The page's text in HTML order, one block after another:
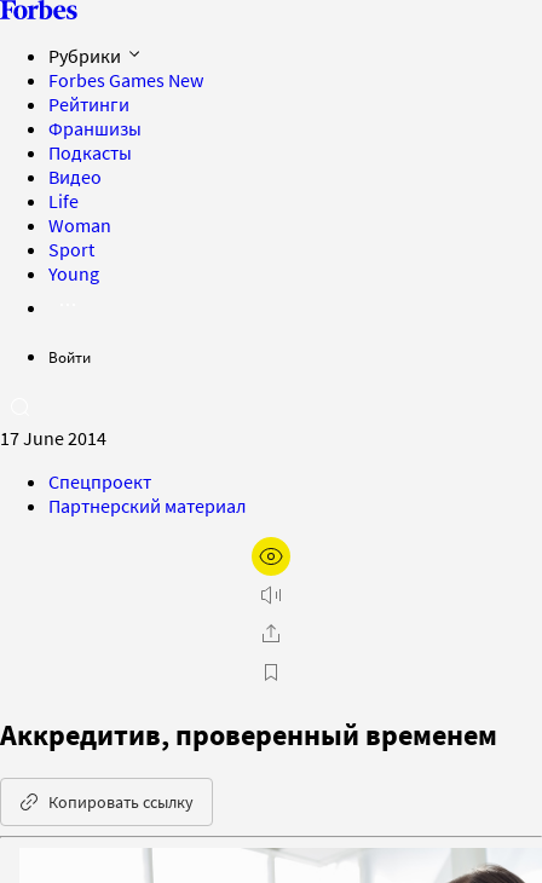
Рубрики
Forbes Games New
Рейтинги
Франшизы
Подкасты
Видео
Life
Woman
Sport
Young
Войти
17 June 2014
Спецпроект
Партнерский материал
Аккредитив, проверенный временем
Копировать ссылку